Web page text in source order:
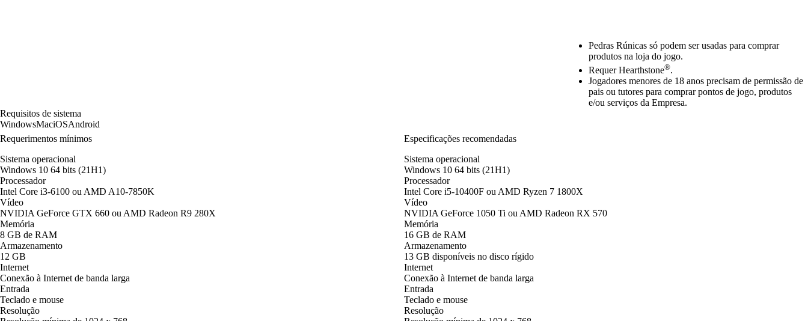
Available actions
Pedras Rúnicas só podem ser usadas para comprar
produtos na loja do jogo.
Requer Hearthstone®.
Jogadores menores de 18 anos precisam de permissão de
pais ou tutores para comprar pontos de jogo, produtos
e/ou serviços da Empresa.
Requisitos de sistema
WindowsMaciOSAndroid
Requerimentos mínimos
Sistema operacional
Windows 10 64 bits (21H1)
Processador
Intel Core i3-6100 ou AMD A10-7850K
Vídeo
NVIDIA GeForce GTX 660 ou AMD Radeon R9 280X
Memória
8 GB de RAM
Armazenamento
12 GB
Internet
Conexão à Internet de banda larga
Entrada
Teclado e mouse
Resolução
Especificações recomendadas
Sistema operacional
Windows 10 64 bits (21H1)
Processador
Intel Core i5-10400F ou AMD Ryzen 7 1800X
Vídeo
NVIDIA GeForce 1050 Ti ou AMD Radeon RX 570
Memória
16 GB de RAM
Armazenamento
13 GB disponíveis no disco rígido
Internet
Conexão à Internet de banda larga
Entrada
Teclado e mouse
Resolução